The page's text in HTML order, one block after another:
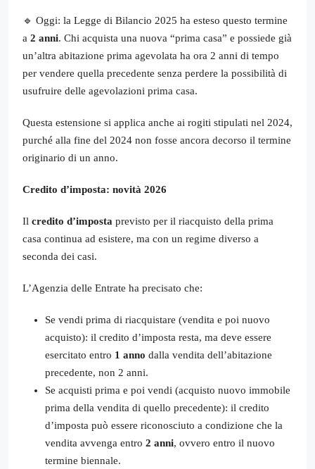
🔹 Oggi: la Legge di Bilancio 2025 ha esteso questo termine
a 2 anni. Chi acquista una nuova “prima casa” e possiede già
un’altra abitazione prima agevolata ha ora 2 anni di tempo
per vendere quella precedente senza perdere la possibilità di
usufruire delle agevolazioni prima casa.
Questa estensione si applica anche ai rogiti stipulati nel 2024,
purché alla fine del 2024 non fosse ancora decorso il termine
originario di un anno.
Credito d’imposta: novità 2026
Il credito d’imposta previsto per il riacquisto della prima
casa continua ad esistere, ma con un regime diverso a
seconda dei casi.
L’Agenzia delle Entrate ha precisato che:
Se vendi prima di riacquistare (vendita e poi nuovo
acquisto): il credito d’imposta resta, ma deve essere
esercitato entro 1 anno dalla vendita dell’abitazione
precedente, non 2 anni.
Se acquisti prima e poi vendi (acquisto nuovo immobile
prima della vendita di quello precedente): il credito
d’imposta può essere riconosciuto a condizione che la
vendita avvenga entro 2 anni, ovvero entro il nuovo
termine biennale.